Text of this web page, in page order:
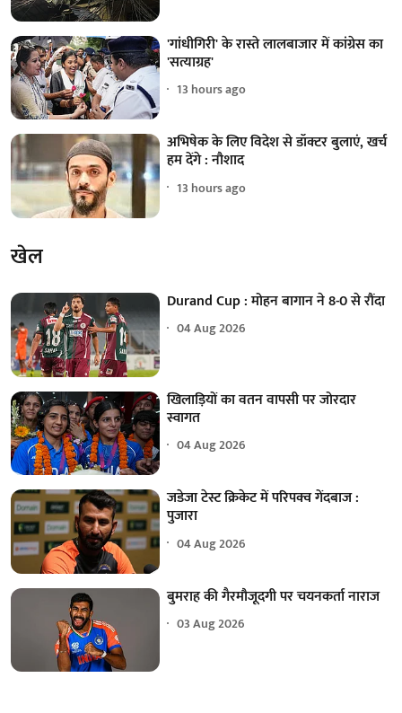
'गांधीगिरी' के रास्ते लालबाजार में कांग्रेस का
'सत्याग्रह'
13 hours ago
अभिषेक के लिए विदेश से डॉक्टर बुलाएं, खर्च
हम देंगे : नौशाद
13 hours ago
खेल
Durand Cup : मोहन बागान ने 8-0 से रौंदा
04 Aug 2026
खिलाड़ियों का वतन वापसी पर जोरदार
स्वागत
04 Aug 2026
जडेजा टेस्ट क्रिकेट में परिपक्व गेंदबाज :
पुजारा
04 Aug 2026
बुमराह की गैरमौजूदगी पर चयनकर्ता नाराज
03 Aug 2026